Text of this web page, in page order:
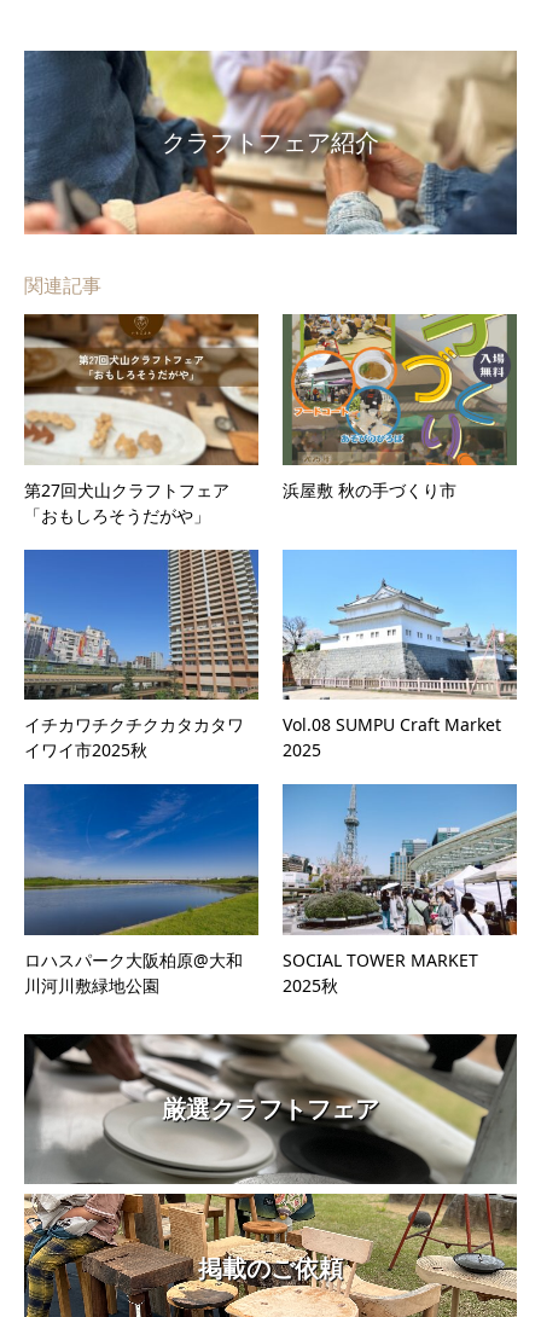
クラフトフェア紹介
関連記事
第27回犬山クラフトフェア
「おもしろそうだがや」
浜屋敷 秋の手づくり市
イチカワチクチクカタカタワ
イワイ市2025秋
Vol.08 SUMPU Craft Market
2025
ロハスパーク大阪柏原@大和
川河川敷緑地公園
SOCIAL TOWER MARKET
2025秋
厳選クラフトフェア
掲載のご依頼